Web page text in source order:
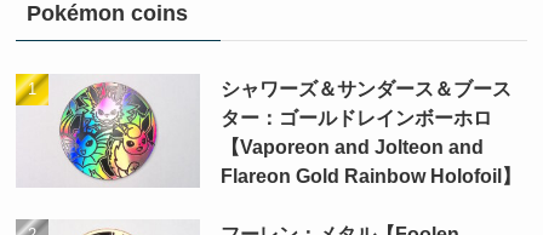
Pokémon coins
シャワーズ＆サンダース＆ブース
ター：ゴールドレインボーホロ
【Vaporeon and Jolteon and
Flareon Gold Rainbow Holofoil】